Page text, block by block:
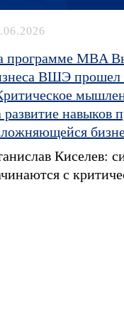
программе MBA
ВШЭ прошел
развитие навыков
Киселев:
с